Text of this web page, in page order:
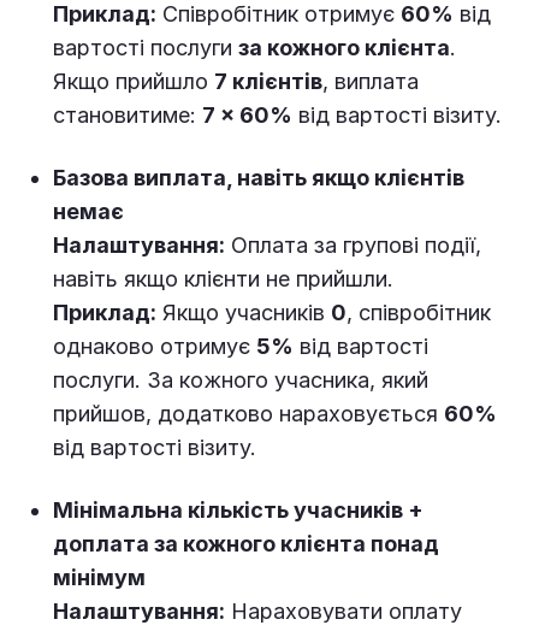
Приклад: Співробітник отримує 60% від
вартості послуги за кожного клієнта.
Якщо прийшло 7 клієнтів, виплата
становитиме: 7 × 60% від вартості візиту.
Базова виплата, навіть якщо клієнтів
немає
Налаштування: Оплата за групові події,
навіть якщо клієнти не прийшли.
Приклад: Якщо учасників 0, співробітник
однаково отримує 5% від вартості
послуги. За кожного учасника, який
прийшов, додатково нараховується 60%
від вартості візиту.
Мінімальна кількість учасників +
доплата за кожного клієнта понад
мінімум
Налаштування: Нараховувати оплату